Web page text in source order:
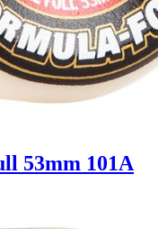
53mm 101A